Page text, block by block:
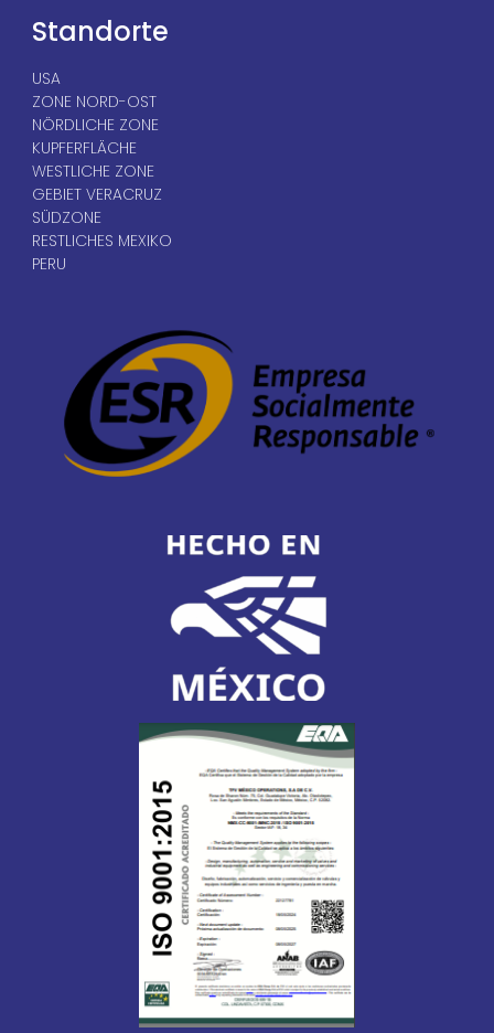
Standorte
USA
ZONE NORD-OST
NÖRDLICHE ZONE
KUPFERFLÄCHE
WESTLICHE ZONE
GEBIET VERACRUZ
SÜDZONE
RESTLICHES MEXIKO
PERU